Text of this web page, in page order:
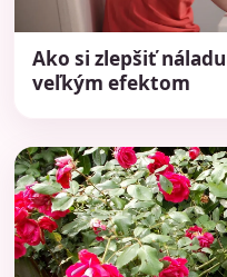
Ako si zlepšiť
veľkým efektom